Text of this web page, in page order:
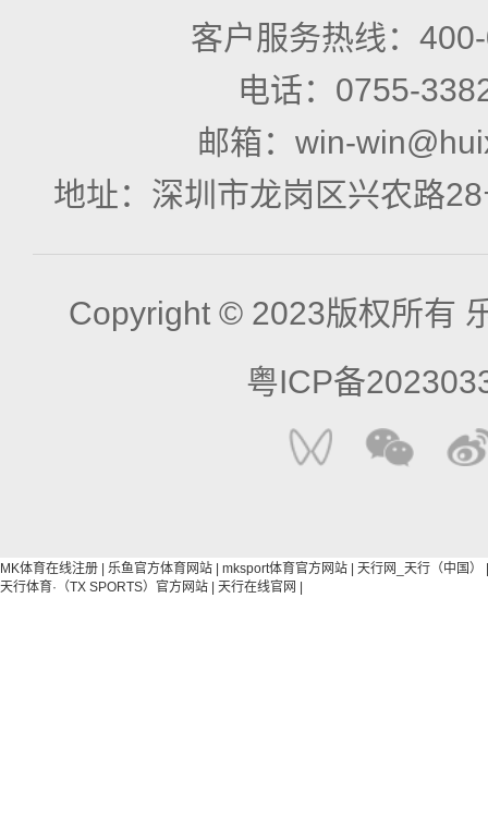
客户服务热线：
电话： 0755-
邮箱： win-
地址： 深圳市龙岗区兴农路
Copyright © 2023版权所有
粤ICP备
MK体育在线注册 | 乐鱼官方体育网站 | mksport体育官方网站 | 天行网_天行（中国）
天行体育·（TX SPORTS）官方网站 | 天行在线官网 |